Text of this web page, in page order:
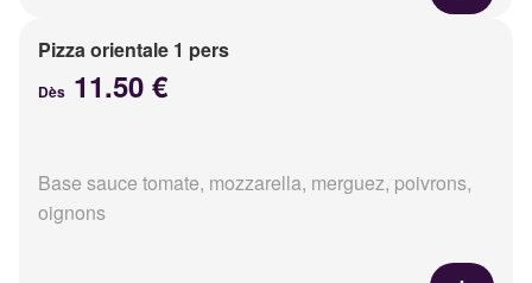
Pizza orientale 1 pers
Dès 11.50 €
Base sauce tomate, mozzarella, merguez, poivrons,
oignons